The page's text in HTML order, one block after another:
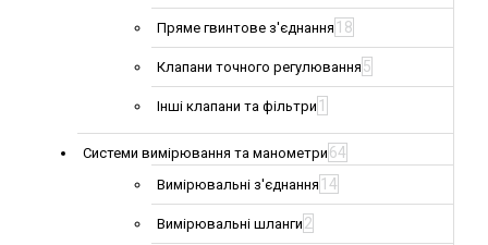
Пряме гвинтове з'єднання 18
Клапани точного регулювання 5
Інші клапани та фільтри 1
Системи вимірювання та манометри 64
Вимірювальні з'єднання 14
Вимірювальні шланги 2